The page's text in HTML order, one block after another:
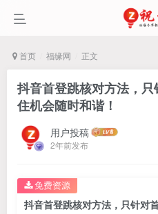
首页 福缘网 正文
抖音首登跳核对方法，
住机会随时和谐！
用户投稿
2年前发布
免费资源